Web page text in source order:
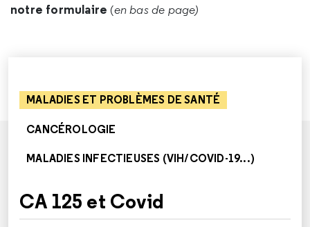
notre formulaire (en bas de page)
MALADIES ET PROBLÈMES DE SANTÉ
CANCÉROLOGIE
MALADIES INFECTIEUSES (VIH/COVID-19...)
CA 125 et Covid